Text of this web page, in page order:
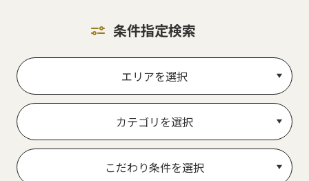
条件指定検索
エリアを選択
カテゴリを選択
こだわり条件を選択